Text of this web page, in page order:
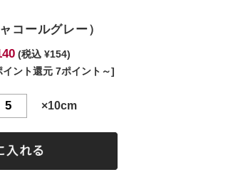
コールグレー）
(税込 ¥154)
イント還元 7ポイント～]
×10cm